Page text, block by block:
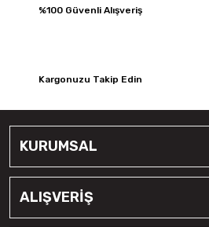
%100 Güvenli Alışveriş
Kargonuzu Takip Edin
KURUMSAL
ALIŞVERİŞ